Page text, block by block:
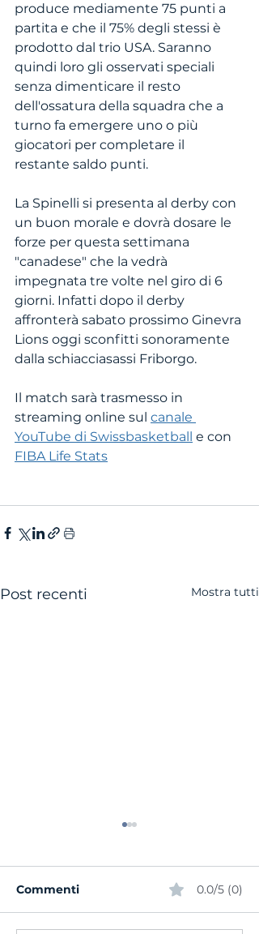
produce mediamente 75 punti a
partita e che il 75% degli stessi è
prodotto dal trio USA. Saranno
quindi loro gli osservati speciali
senza dimenticare il resto
dell'ossatura della squadra che a
turno fa emergere uno o più
giocatori per completare il
restante saldo punti.
La Spinelli si presenta al derby con
un buon morale e dovrà dosare le
forze per questa settimana
"canadese" che la vedrà
impegnata tre volte nel giro di 6
giorni. Infatti dopo il derby
affronterà sabato prossimo Ginevra
Lions oggi sconfitti sonoramente
dalla schiacciasassi Friborgo.
Il match sarà trasmesso in
streaming online sul canale
YouTube di Swissbasketball e con
FIBA Life Stats
Post recenti Mostra tutti
Commenti 0.0/5 (0)